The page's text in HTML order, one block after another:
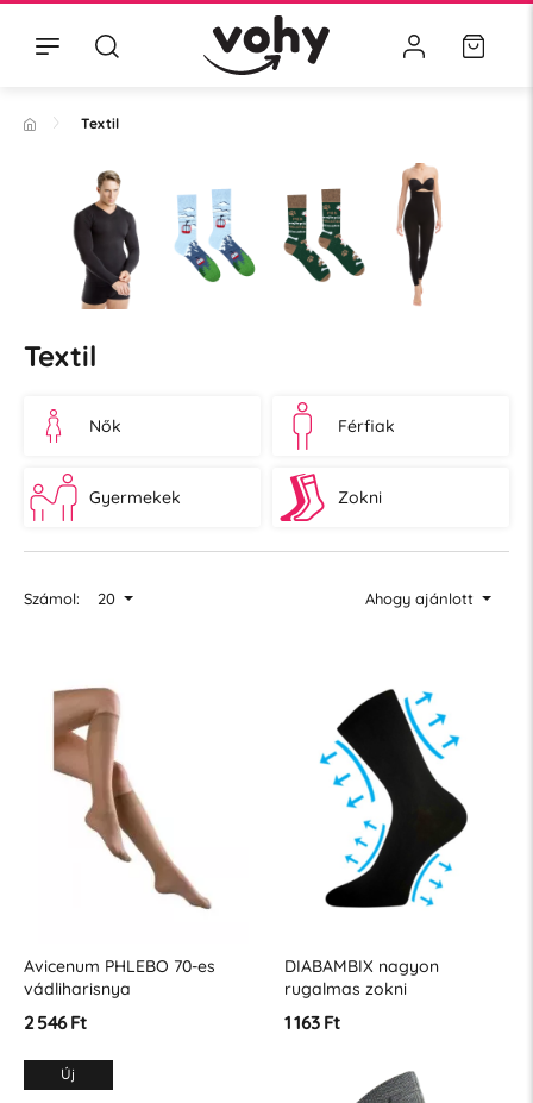
Textil
Textil
Nők Férfiak
Gyermekek Zokni
Számol: 20 Ahogy ajánlott
Avicenum PHLEBO 70-es
vádliharisnya
2 546 Ft
DIABAMBIX nagyon
rugalmas zokni
cukorbetegeknek
1 163 Ft
Új